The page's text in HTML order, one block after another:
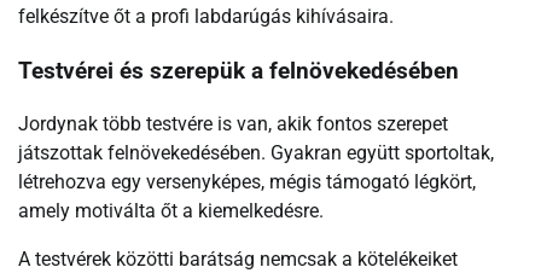
felkészítve őt a profi labdarúgás kihívásaira.
Testvérei és szerepük a felnövekedésében
Jordynak több testvére is van, akik fontos szerepet
játszottak felnövekedésében. Gyakran együtt sportoltak,
létrehozva egy versenyképes, mégis támogató légkört,
amely motiválta őt a kiemelkedésre.
A testvérek közötti barátság nemcsak a kötelékeiket